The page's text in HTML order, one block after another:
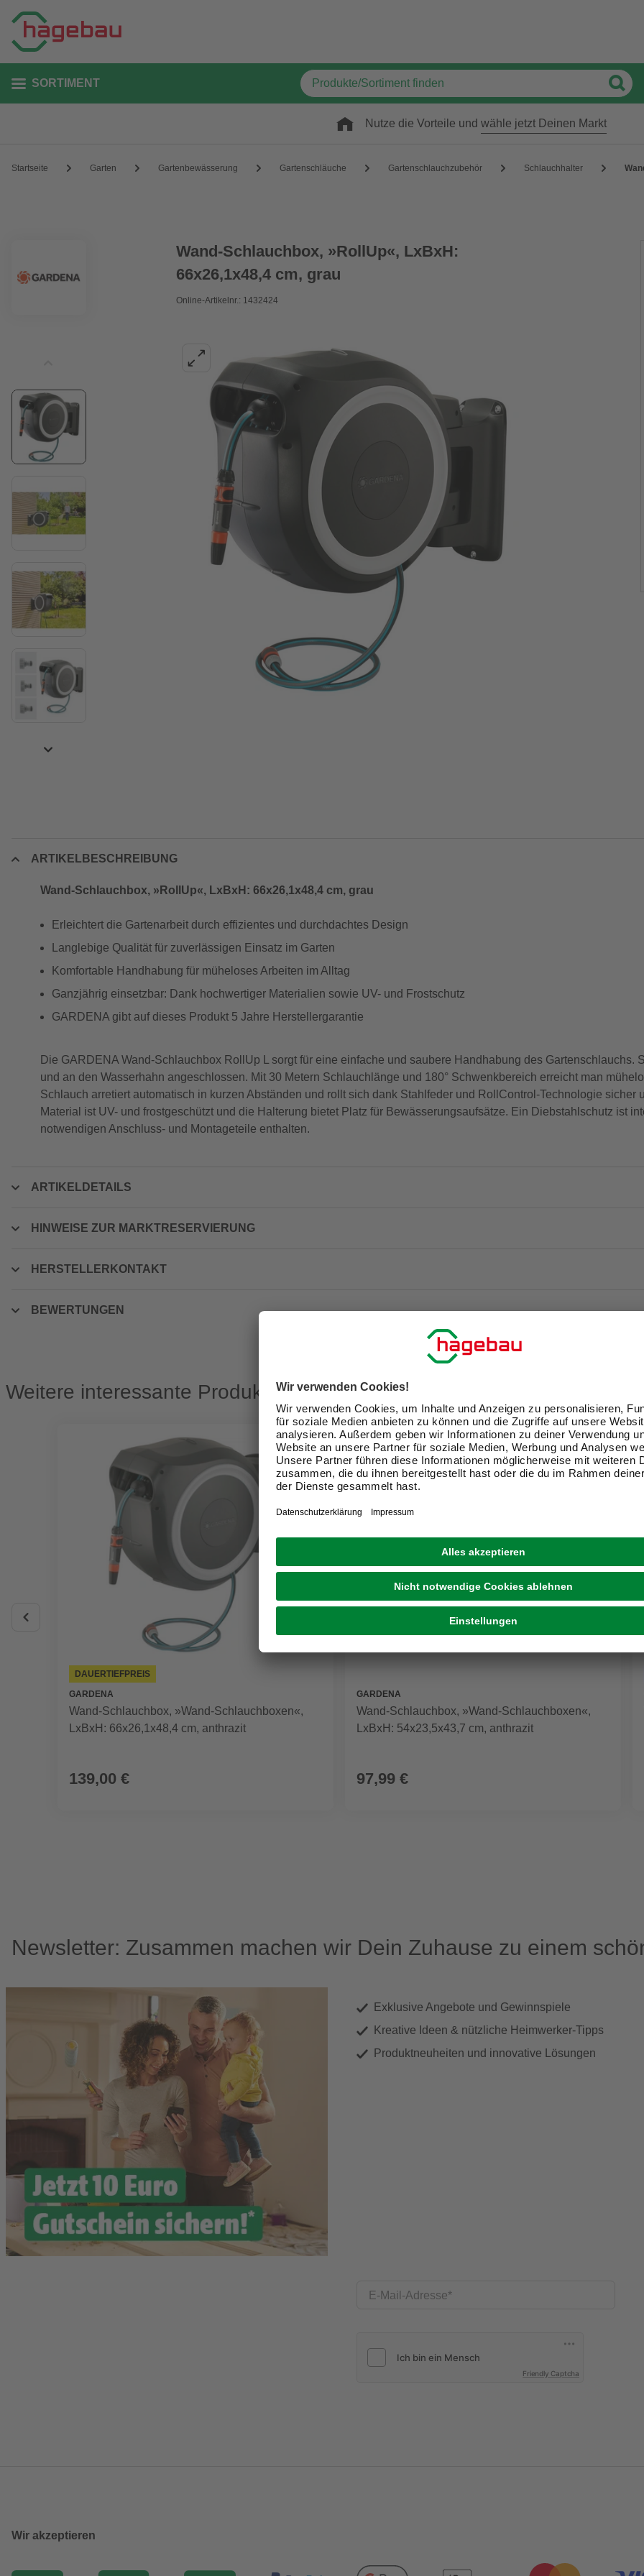
SORTIMENT
Nutze die Vorteile und wähle jetzt Deinen Markt
Startseite Garten Gartenbewässerung Gartenschläuche Gartenschlauchzubehör Schlauchhalter
Wand-Schlauchbox, »RollUp«, LxBxH:
66x26,1x48,4 cm, grau
Online-Artikelnr.: 1432424
ARTIKELBESCHREIBUNG
Wand-Schlauchbox, »RollUp«, LxBxH: 66x26,1x48,4 cm, grau
Erleichtert die Gartenarbeit durch effizientes und durchdachtes Design
Langlebige Qualität für zuverlässigen Einsatz im Garten
Komfortable Handhabung für müheloses Arbeiten im Alltag
Ganzjährig einsetzbar: Dank hochwertiger Materialien sowie UV- und Frostschutz
GARDENA gibt auf dieses Produkt 5 Jahre Herstellergarantie
Die GARDENA Wand-Schlauchbox RollUp L sorgt für eine einfache und saubere Handhabung des Gartenschlauchs.
und an den Wasserhahn angeschlossen. Mit 30 Metern Schlauchlänge und 180° Schwenkbereich erreicht man
Schlauch arretiert automatisch in kurzen Abständen und rollt sich dank Stahlfeder und RollControl-Technologie sicher
Material ist UV- und frostgeschützt und die Halterung bietet Platz für Bewässerungsaufsätze. Ein Diebstahlschutz ist
notwendigen Anschluss- und Montageteile enthalten.
ARTIKELDETAILS
HINWEISE ZUR MARKTRESERVIERUNG
HERSTELLERKONTAKT
BEWERTUNGEN
Weitere interessante Produkte
DAUERTIEFPREIS
GARDENA
Wand-Schlauchbox, »Wand-Schlauchboxen«,
LxBxH: 66x26,1x48,4 cm, anthrazit
139,00 €
GARDENA
Wand-Schlauchbox, »Wand-Schlauchboxen«,
LxBxH: 54x23,5x43,7 cm, anthrazit
97,99 €
Newsletter: Zusammen machen wir Dein Zuhause zu einem
Exklusive Angebote und Gewinnspiele
Kreative Ideen & nützliche Heimwerker-Tipps
Produktneuheiten und innovative Lösungen
E-Mail-Adresse
Friendly Captcha
Wir akzeptieren